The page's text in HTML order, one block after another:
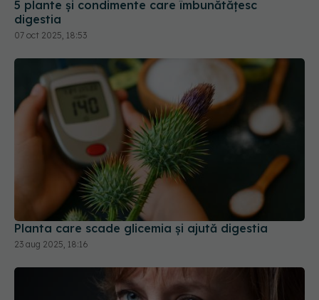
07 oct 2025, 18:53
Planta care scade glicemia și ajută digestia
23 aug 2025, 18:16